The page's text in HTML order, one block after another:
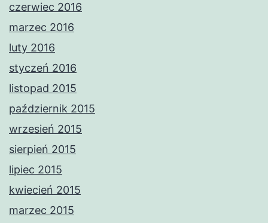
czerwiec 2016
marzec 2016
luty 2016
styczeń 2016
listopad 2015
październik 2015
wrzesień 2015
sierpień 2015
lipiec 2015
kwiecień 2015
marzec 2015